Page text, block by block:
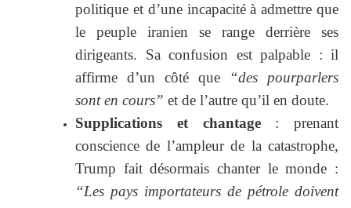
politique et d’une incapacité à admettre que
le peuple iranien se range derrière ses
dirigeants. Sa confusion est palpable : il
affirme d’un côté que “des pourparlers
sont en cours” et de l’autre qu’il en doute.
Supplications et chantage: prenant
conscience de l’ampleur de la catastrophe,
Trump fait désormais chanter le monde :
“Les pays importateurs de pétrole doivent